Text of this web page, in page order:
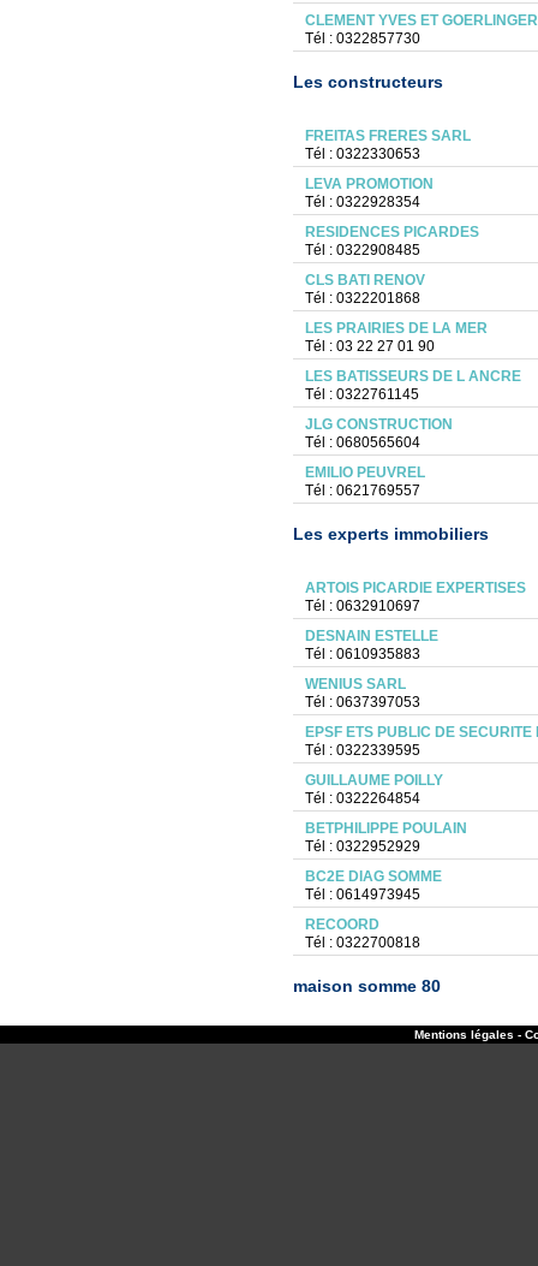
CLEMENT YVES ET
Tél : 0322857730
Les constructeurs
FREITAS FRERES SARL
Tél : 0322330653
LEVA PROMOTION
Tél : 0322928354
RESIDENCES PICARDES
Tél : 0322908485
CLS BATI RENOV
Tél : 0322201868
LES PRAIRIES DE LA MER
Tél : 03 22 27 01 90
LES BATISSEURS DE L ANCRE
Tél : 0322761145
JLG CONSTRUCTION
Tél : 0680565604
EMILIO PEUVREL
Tél : 0621769557
Les experts immobiliers
ARTOIS PICARDIE EXPERTISES
Tél : 0632910697
DESNAIN ESTELLE
Tél : 0610935883
WENIUS SARL
Tél : 0637397053
EPSF ETS PUBLIC DE SECURITE
Tél : 0322339595
GUILLAUME POILLY
Tél : 0322264854
BETPHILIPPE POULAIN
Tél : 0322952929
BC2E DIAG SOMME
Tél : 0614973945
RECOORD
Tél : 0322700818
maison somme 80
Mentions légales -